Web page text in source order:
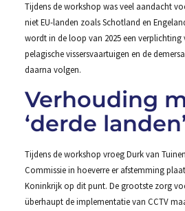
Tijdens de workshop was veel aandacht
niet EU-landen zoals Schotland en
wordt in de loop van 2025 een
pelagische vissersvaartuigen en de
daarna volgen.
Verhouding
‘derde
Tijdens de workshop vroeg Durk van
Commissie in hoeverre er afstemming
Koninkrijk op dit punt. De grootste zorg
überhaupt de implementatie van CCTV